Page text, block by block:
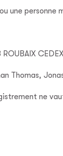
une personne
CEDEX
Thomas,
ne